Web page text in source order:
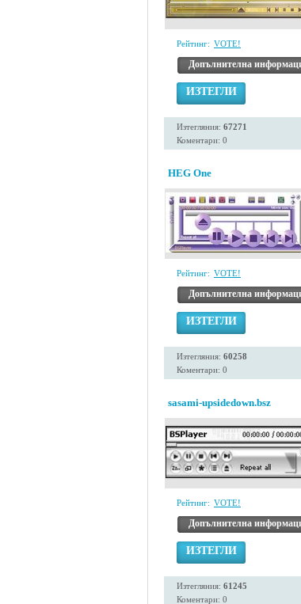
Рейтинг: VOTE!
Допълнителна
ИЗТЕГЛИ
Изтегляния: 67271
Коментари: 0
HEG One
Рейтинг: VOTE!
Допълнителна
ИЗТЕГЛИ
Изтегляния: 60258
Коментари: 0
sasami-upsidedown.bsz
Рейтинг: VOTE!
Допълнителна
ИЗТЕГЛИ
Изтегляния: 61245
Коментари: 0